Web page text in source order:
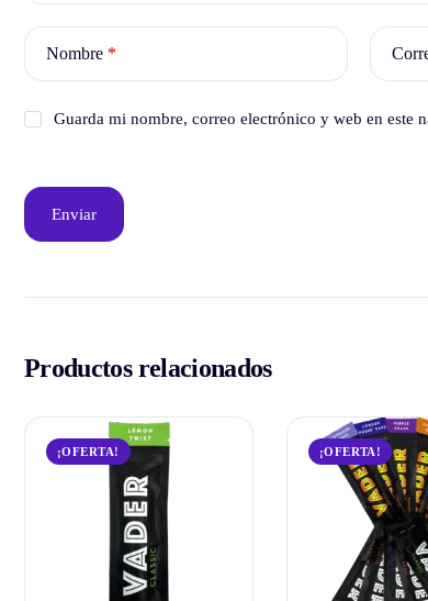
Nombre *
Guarda mi nombre, correo electrónico y web en este
Productos relacionados
¡OFERTA! ¡OFERTA!